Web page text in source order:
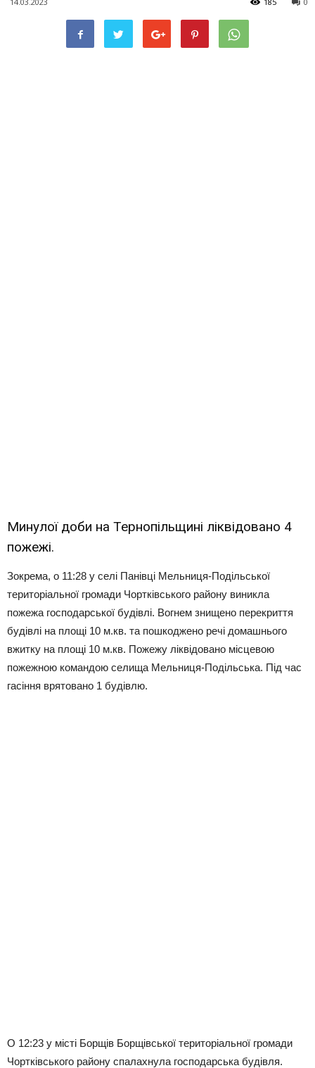
Минулої доби на Тернопільщині ліквідовано 4
пожежі.
Зокрема, о 11:28 у селі Панівці Мельниця-Подільської
територіальної громади Чортківського району виникла
пожежа господарської будівлі. Вогнем знищено перекриття
будівлі на площі 10 м.кв. та пошкоджено речі домашнього
вжитку на площі 10 м.кв. Пожежу ліквідовано місцевою
пожежною командою селища Мельниця-Подільська. Під час
гасіння врятовано 1 будівлю.
О 12:23 у місті Борщів Борщівської територіальної громади
Чортківського району спалахнула господарська будівля.